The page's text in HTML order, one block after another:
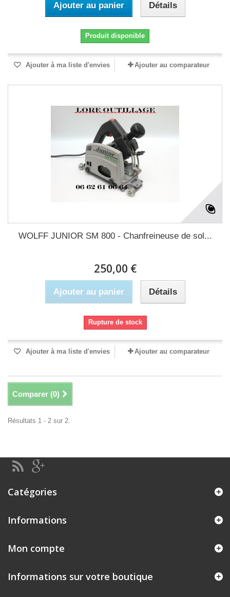
Ajouter au panier Détails
Produit disponible
Ajouter à ma liste d'envies Ajouter au comparateur
WOLFF JUNIOR SM 800 - Chanfreineuse de sol...
250,00 €
Ajouter au panier Détails
Rupture de stock
Ajouter à ma liste d'envies Ajouter au comparateur
Comparer (0)
Résultats 1 - 2 sur 2.
Catégories
Informations
Mon compte
Informations sur votre boutique